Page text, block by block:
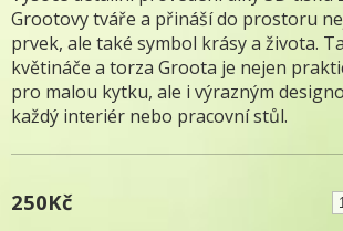
Grootovy tváře a přináší do prostoru
prvek, ale také symbol krásy a života.
květináče a torza Groota je nejen
pro malou kytku, ale i výrazným
každý interiér nebo pracovní stůl.
250Kč